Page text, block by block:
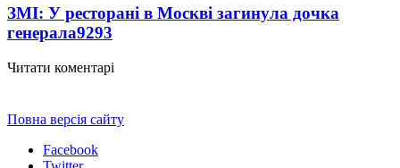
ЗМІ: У ресторані в Москві загинула дочка
генерала9293
Читати коментарі
Повна версія сайту
Facebook